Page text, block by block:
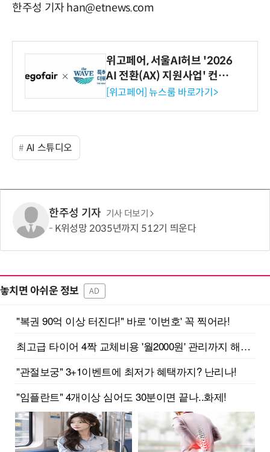
한주성 기자 han@etnews.com
위고페어, 서울AI허브 '2026
AI 전환(AX) 지원사업' 컨소
시엄 선정
[위고페어] 뉴스룸 바로가기>
AI 스튜디오
한주성 기자 기사 더보기
K위성망 2035년까지 512기 띄운다
놓치면 아쉬운 정보 AD